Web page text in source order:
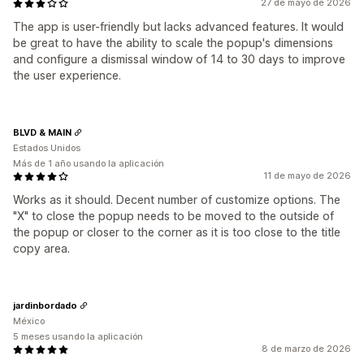
27 de mayo de 2026
The app is user-friendly but lacks advanced features. It would
be great to have the ability to scale the popup's dimensions
and configure a dismissal window of 14 to 30 days to improve
the user experience.
11 de mayo de 2026
Works as it should. Decent number of customize options. The
"X" to close the popup needs to be moved to the outside of
the popup or closer to the corner as it is too close to the title
copy area.
BLVD & MAIN
Estados Unidos
Más de 1 año usando la aplicación
8 de marzo de 2026
jardinbordado
México
5 meses usando la aplicación